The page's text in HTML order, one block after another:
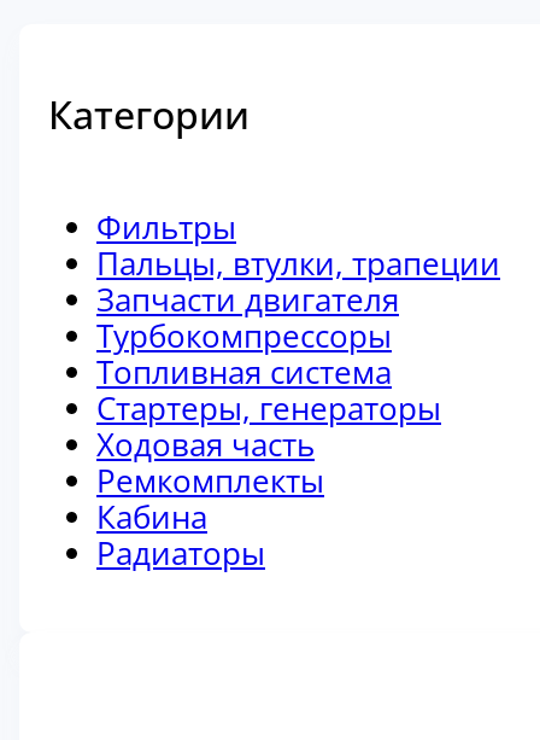
Категории
Фильтры
Пальцы, втулки, трапеции
Запчасти двигателя
Турбокомпрессоры
Топливная система
Стартеры, генераторы
Ходовая часть
Ремкомплекты
Кабина
Радиаторы